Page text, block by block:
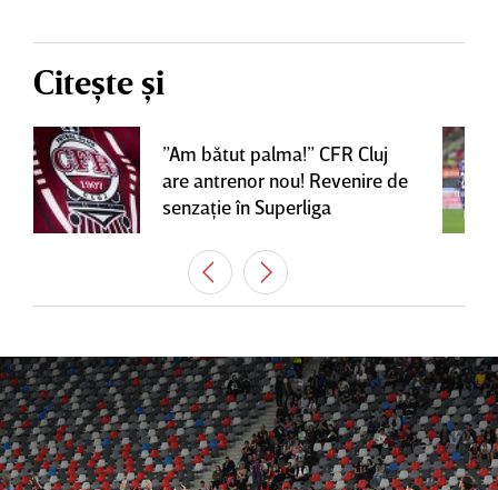
Citește și
”Am bătut palma!” CFR Cluj
are antrenor nou! Revenire de
senzaţie în Superliga